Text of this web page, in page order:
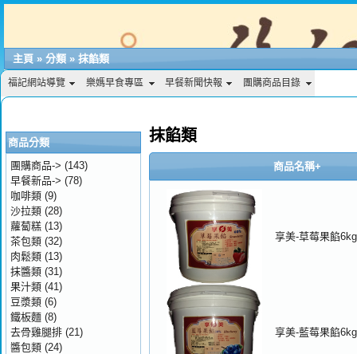
主頁 » 分類 » 抹餡類
福記網站導覽 樂媽早食專區 早餐新聞快報 團購商品目錄
抹餡類
商品名稱+
享美-草莓果餡6kg
享美-藍莓果餡6kg
商品分類
團購商品-> (143)
早餐新品-> (78)
咖啡類 (9)
沙拉類 (28)
蘿蔔糕 (13)
茶包類 (32)
肉鬆類 (13)
抹醬類 (31)
果汁類 (41)
豆漿類 (6)
鐵板麵 (8)
去骨雞腿排 (21)
醬包類 (24)